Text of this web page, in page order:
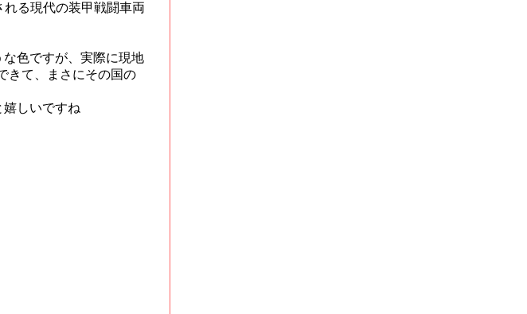
る現代の装甲戦闘車両
色ですが、実際に現地
きて、まさにその国の
しいですね